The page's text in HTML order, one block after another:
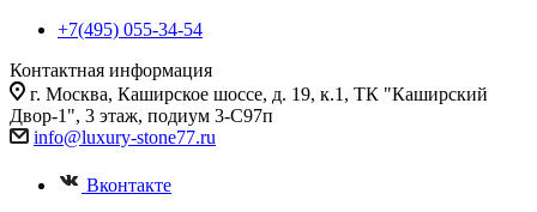
+7(495) 055-34-54
Контактная информация
г. Москва, Каширское шоссе, д. 19, к.1, ТК "Каширский
Двор-1", 3 этаж, подиум 3-С97п
info@luxury-stone77.ru
Вконтакте